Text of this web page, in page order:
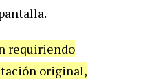
requiriendo
original,